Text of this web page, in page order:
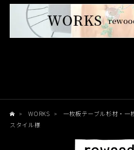
> WORKS >
一枚板テーブル杉材・一
スタイル様